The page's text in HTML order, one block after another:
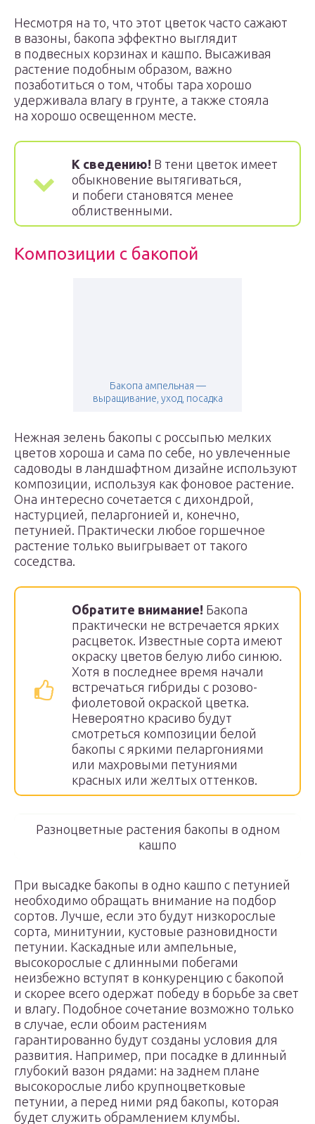
Несмотря на то, что этот цветок часто сажают
в вазоны, бакопа эффектно выглядит
в подвесных корзинах и кашпо. Высаживая
растение подобным образом, важно
позаботиться о том, чтобы тара хорошо
удерживала влагу в грунте, а также стояла
на хорошо освещенном месте.
К сведению! В тени цветок имеет
обыкновение вытягиваться,
и побеги становятся менее
облиственными.
Композиции с бакопой
Бакопа ампельная —
выращивание, уход, посадка
Нежная зелень бакопы с россыпью мелких
цветов хороша и сама по себе, но увлеченные
садоводы в ландшафтном дизайне используют
композиции, используя как фоновое растение.
Она интересно сочетается с дихондрой,
настурцией, пеларгонией и, конечно,
петунией. Практически любое горшечное
растение только выигрывает от такого
соседства.
Обратите внимание! Бакопа
практически не встречается ярких
расцветок. Известные сорта имеют
окраску цветов белую либо синюю.
Хотя в последнее время начали
встречаться гибриды с розово-
фиолетовой окраской цветка.
Невероятно красиво будут
смотреться композиции белой
бакопы с яркими пеларгониями
или махровыми петуниями
красных или желтых оттенков.
Разноцветные растения бакопы в одном
кашпо
При высадке бакопы в одно кашпо с петунией
необходимо обращать внимание на подбор
сортов. Лучше, если это будут низкорослые
сорта, минитунии, кустовые разновидности
петунии. Каскадные или ампельные,
высокорослые с длинными побегами
неизбежно вступят в конкуренцию с бакопой
и скорее всего одержат победу в борьбе за свет
и влагу. Подобное сочетание возможно только
в случае, если обоим растениям
гарантированно будут созданы условия для
развития. Например, при посадке в длинный
глубокий вазон рядами: на заднем плане
высокорослые либо крупноцветковые
петунии, а перед ними ряд бакопы, которая
будет служить обрамлением клумбы.